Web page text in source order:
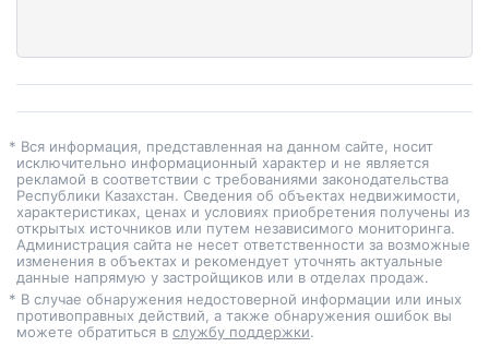
* Вся информация, представленная на данном сайте, носит
исключительно информационный характер и не является
рекламой в соответствии с требованиями законодательства
Республики Казахстан. Сведения об объектах недвижимости,
характеристиках, ценах и условиях приобретения получены из
открытых источников или путем независимого мониторинга.
Администрация сайта не несет ответственности за возможные
изменения в объектах и рекомендует уточнять актуальные
данные напрямую у застройщиков или в отделах продаж.
* В случае обнаружения недостоверной информации или иных
противоправных действий, а также обнаружения ошибок вы
можете обратиться в службу поддержки.